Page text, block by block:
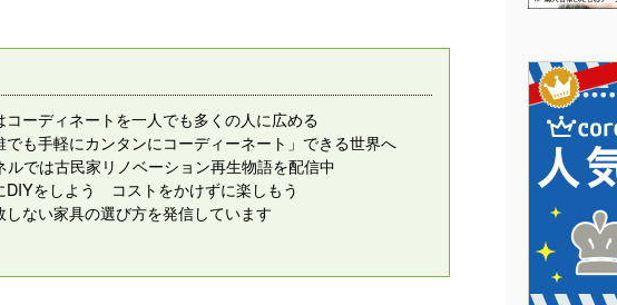
ーディネートを一人でも多くの人に広める
も手軽にカンタンにコーディーネート」できる世界へ
では古民家リノベーション再生物語を配信中
をしよう コストをかけずに楽しもう
ない家具の選び方を発信しています